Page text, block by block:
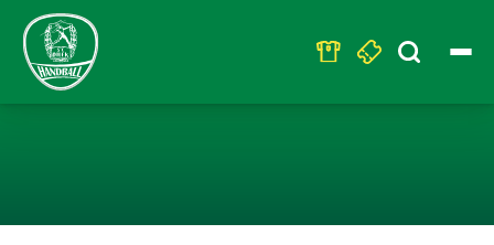
Search
for: